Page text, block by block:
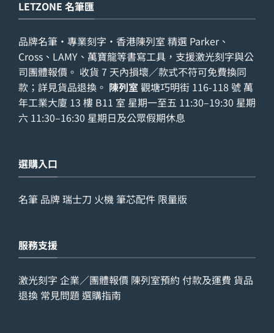
LETZONE 名筆匯
品牌名筆・專業刻字・香港陳列室 精選 Parker、
Cross、LAMY、萬寶龍等書寫工具，支援激光刻字與公
司團體報價。 收貨 7 天內損壞／款式不符可免費換同
款；詳見貨品退換 。 陳列室 觀塘巧明街 116-118 號 萬
年工業大廈 13 樓 B11 室 星期一至五 11:30–19:30 星期
六 11:30–16:30 星期日及公眾假期休息
選購入口
名筆 品牌瑞士刀 火機 筆芯配件 限量版
服務支援
激光刻字 企業／團體報價 陳列室預約 付款及運費 貨品
退換 常見問題 選購指南